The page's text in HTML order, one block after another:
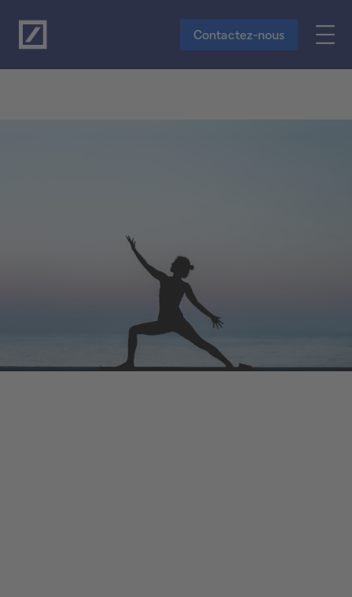
Vers le contenu principal
Contactez-nous